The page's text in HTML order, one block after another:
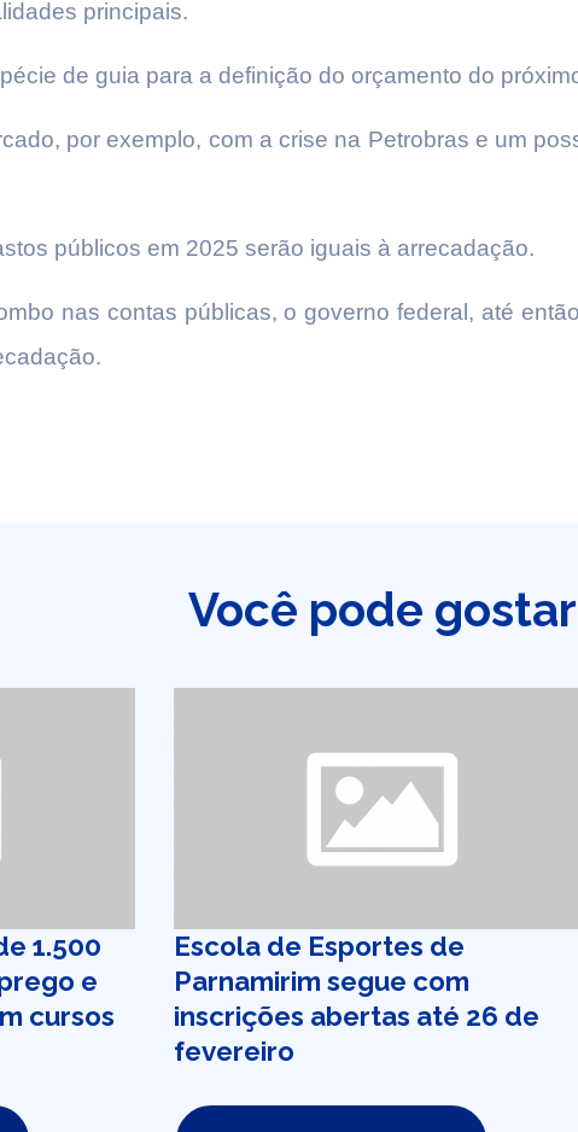
principais.
de guia para a definição do orçamento do
por exemplo, com a crise na Petrobras e um
públicos em 2025 serão iguais à arrecadação.
nas contas públicas, o governo federal, até
Você pode gostar
1.500
e
cursos
Escola de Esportes de
Parnamirim segue com
inscrições abertas até 26 de
fevereiro